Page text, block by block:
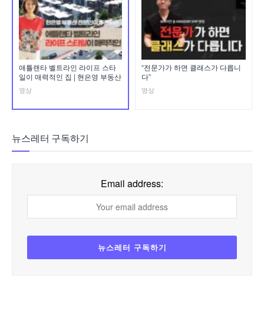
애틀랜타 벨트라인 라이프 스타
일이 매력적인 집 | 현은영 부동산
영상
“전문가가 하면 클래스가 다릅니
다”
영상
뉴스레터 구독하기
Email address: